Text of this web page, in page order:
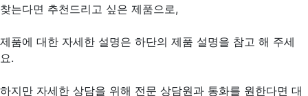
찾는다면 추천드리고 싶은 제품으로,
제품에 대한 자세한 설명은 하단의 제품 설명을 참고 해 주세
요.
하지만 자세한 상담을 위해 전문 상담원과 통화를 원한다면 대